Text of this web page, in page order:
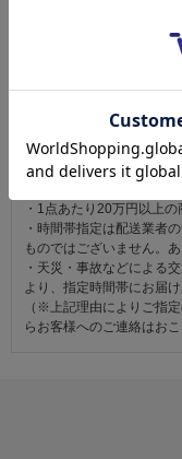
お仕立て後、お客様の手
返品にかかる送料は無料で
ただし次に該当するもの
・商品到着後31日以上経
・ご使用になられた商品
・1点あたり20万円以上
・時間帯指定は配送業者
ものではございません。
・天災・事故などによる
より、指定時間帯にお届
（※上記理由によりご指
らお客様へのご連絡はお